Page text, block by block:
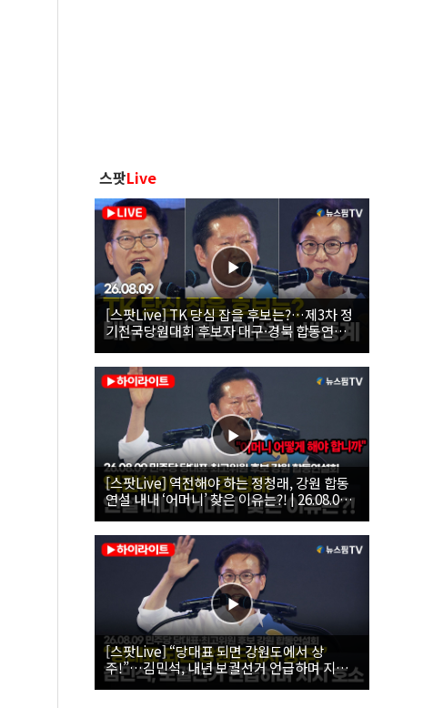
스팟Live
[스팟Live] TK 당심 잡을 후보는?…제3차 정
기전국당원대회 후보자 대구·경북 합동연설
회 생중계 | 26.08.09
[스팟Live] 역전해야 하는 정청래, 강원 합동
연설 내내 ‘어머니’ 찾은 이유는?! | 26.08.09
더불어민주당 당대표·최고위원 후보 강원 합
동연설회
[스팟Live] “당대표 되면 강원도에서 상
주!”…김민석, 내년 보궐선거 언급하며 지지
호소 | 26.08.09 더불어민주당 당대표·최고위